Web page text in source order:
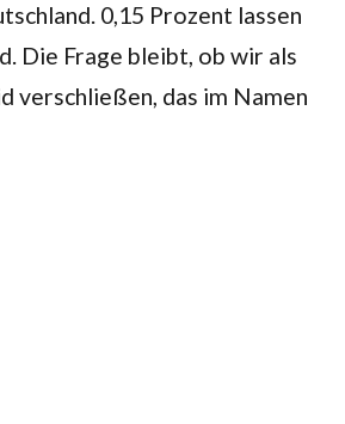
0,15 Prozent lassen
Die Frage bleibt, ob wir als
verschließen, das im Namen